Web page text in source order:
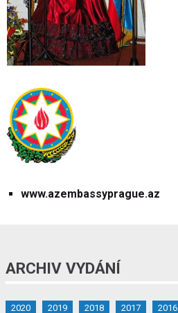
www.azembassyprague.az
ARCHIV VYDÁNÍ
2020 2019 2018 2017 2016